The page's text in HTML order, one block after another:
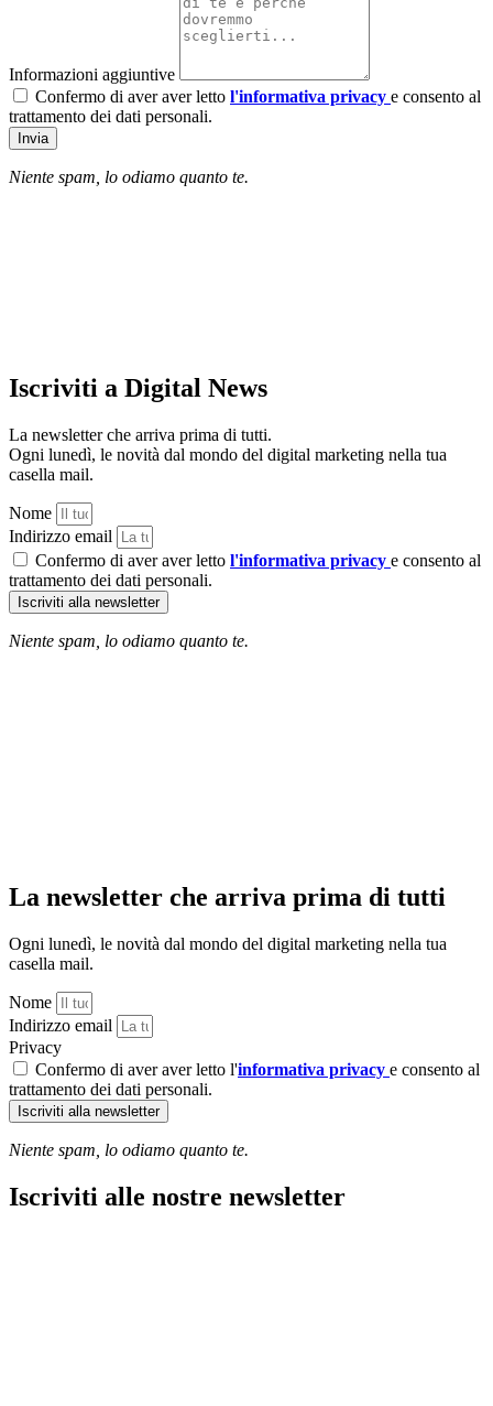
Informazioni aggiuntive
Confermo di aver aver letto l'informativa privacy e consento al
trattamento dei dati personali.
Invia
Niente spam, lo odiamo quanto te.
Iscriviti a Digital News
La newsletter che arriva prima di tutti.
Ogni lunedì, le novità dal mondo del digital marketing nella tua
casella mail.
Nome
Indirizzo email
Confermo di aver aver letto l'informativa privacy e consento al
trattamento dei dati personali.
Iscriviti alla newsletter
Niente spam, lo odiamo quanto te.
La newsletter che arriva prima di tutti
Ogni lunedì, le novità dal mondo del digital marketing nella tua
casella mail.
Nome
Indirizzo email
Privacy
Confermo di aver aver letto l'informativa privacy e consento al
trattamento dei dati personali.
Iscriviti alla newsletter
Niente spam, lo odiamo quanto te.
Iscriviti alle nostre newsletter